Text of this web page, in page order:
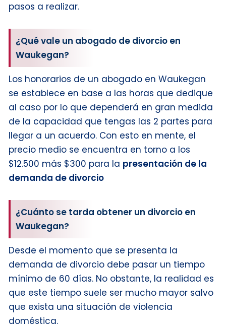
pasos a realizar.
¿Qué vale un abogado de divorcio en
Waukegan?
Los honorarios de un abogado en Waukegan
se establece en base a las horas que dedique
al caso por lo que dependerá en gran medida
de la capacidad que tengas las 2 partes para
llegar a un acuerdo. Con esto en mente, el
precio medio se encuentra en torno a los
$12.500 más $300 para la presentación de la
demanda de divorcio
¿Cuánto se tarda obtener un divorcio en
Waukegan?
Desde el momento que se presenta la
demanda de divorcio debe pasar un tiempo
mínimo de 60 días. No obstante, la realidad es
que este tiempo suele ser mucho mayor salvo
que exista una situación de violencia
doméstica.